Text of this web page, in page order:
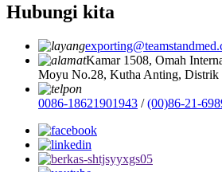
Hubungi kita
Kamar 1508, Omah
Moyu No.28, Kutha Anting, Distrik
0086-18621901943 /(00)86-21-